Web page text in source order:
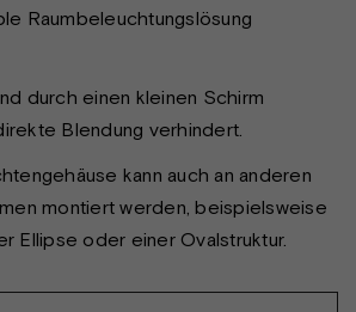
Raumbeleuchtungslösung
durch einen kleinen Schirm
Blendung verhindert.
kann auch an anderen
montiert werden, beispielsweise
Ellipse oder einer Ovalstruktur.